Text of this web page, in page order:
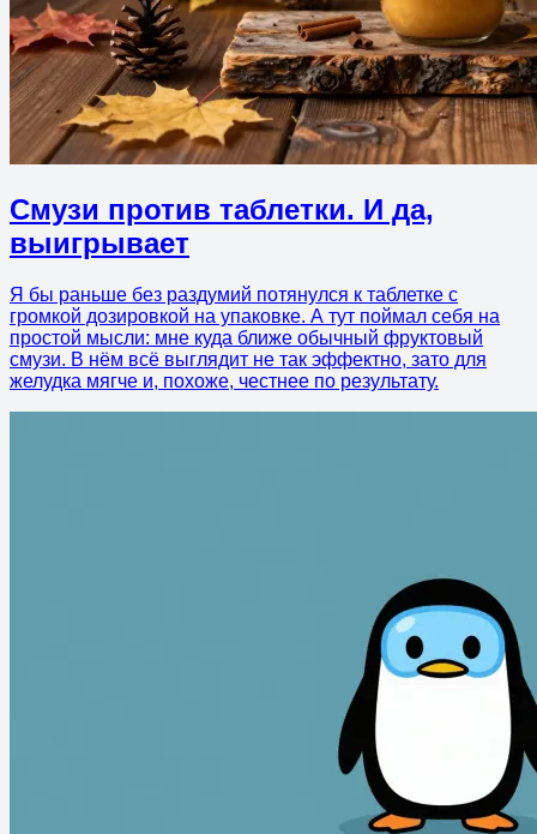
Смузи против таблетки. И да,
выигрывает
Я бы раньше без раздумий потянулся к таблетке с
громкой дозировкой на упаковке. А тут поймал себя на
простой мысли: мне куда ближе обычный фруктовый
смузи. В нём всё выглядит не так эффектно, зато для
желудка мягче и, похоже, честнее по результату.